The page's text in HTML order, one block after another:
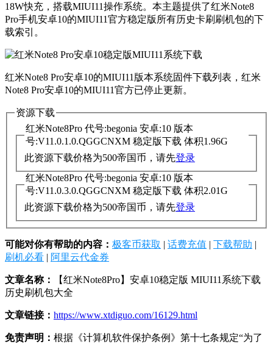
18W快充，搭载MIUI11操作系统。本主题提供了红米Note8
Pro手机安卓10的MIUI11官方稳定版所有历史卡刷刷机包的下
载索引。
红米Note8 Pro安卓10的MIUI11版本系统固件下载列表，红米
Note8 Pro安卓10的MIUI11官方已停止更新。
资源下载
红米Note8Pro 代号:begonia 安卓:10 版本
号:V11.0.1.0.QGGCNXM 稳定版下载 体积1.96G
此资源下载价格为500帝国币，请先登录
红米Note8Pro 代号:begonia 安卓:10 版本
号:V11.0.3.0.QGGCNXM 稳定版下载 体积2.01G
此资源下载价格为500帝国币，请先登录
可能对你有帮助的内容： 极客币获取 | 话费充值 | 下载帮助 |
刷机必看 | 阿里云代金券
文章名称：
【红米Note8Pro】安卓10稳定版 MIUI11系统下载
历史刷机包大全
文章链接： https://www.xtdiguo.com/16129.html
免责声明： 根据《计算机软件保护条例》第十七条规定“为了